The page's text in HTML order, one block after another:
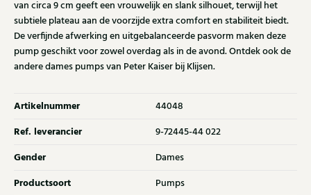
van circa 9 cm geeft een vrouwelijk en slank silhouet, terwijl het
subtiele plateau aan de voorzijde extra comfort en stabiliteit biedt.
De verfijnde afwerking en uitgebalanceerde pasvorm maken deze
pump geschikt voor zowel overdag als in de avond. Ontdek ook de
andere dames pumps van Peter Kaiser bij Klijsen.
Artikelnummer 44048
Ref. leverancier 9-72445-44 022
Gender Dames
Productsoort Pumps